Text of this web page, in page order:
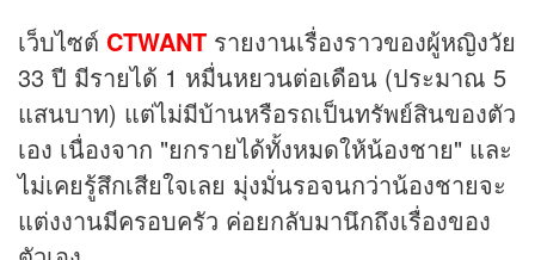
เว็บไซต์ CTWANT รายงานเรื่องราวของผู้หญิงวัย
33 ปี มีรายได้ 1 หมื่นหยวนต่อเดือน (ประมาณ 5
แสนบาท) แต่ไม่มีบ้านหรือรถเป็นทรัพย์สินของตัว
เอง เนื่องจาก "ยกรายได้ทั้งหมดให้น้องชาย" และ
ไม่เคยรู้สึกเสียใจเลย มุ่งมั่นรอจนกว่าน้องชายจะ
แต่งงานมีครอบครัว ค่อยกลับมานึกถึงเรื่องของ